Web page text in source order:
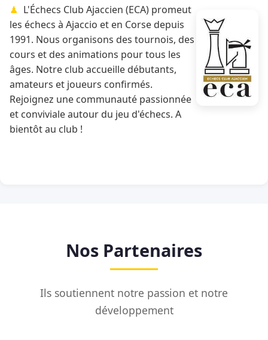
L'Échecs Club Ajaccien (ECA) promeut
les échecs à Ajaccio et en Corse depuis
1991. Nous organisons des tournois, des
cours et des animations pour tous les
âges. Notre club accueille débutants,
amateurs et joueurs confirmés.
Rejoignez une communauté passionnée
et conviviale autour du jeu d'échecs. A
bientôt au club !
Nos Partenaires
Ils soutiennent notre passion et notre
développement